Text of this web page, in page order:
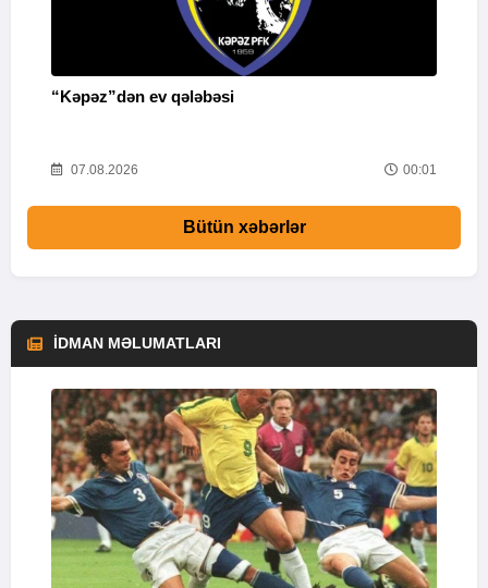
“Kəpəz”dən ev qələbəsi
07.08.2026 00:01
Bütün xəbərlər
İDMAN MƏLUMATLARI